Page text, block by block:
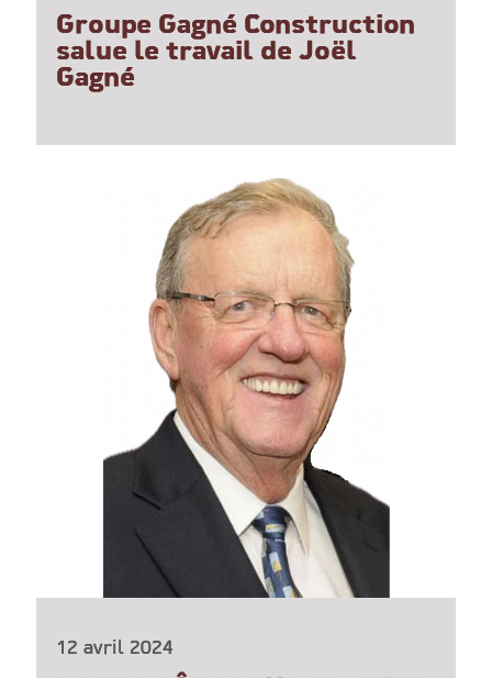
Groupe Gagné Construction
salue le travail de Joël
Gagné
12 avril 2024